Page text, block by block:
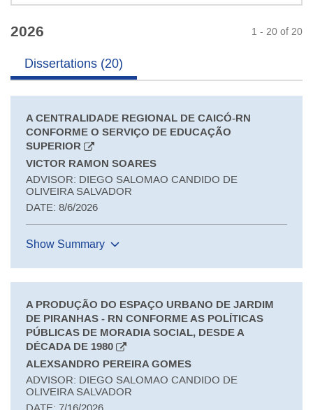
2026 1 - 20 of 20
Dissertations (20)
A CENTRALIDADE REGIONAL DE CAICÓ-RN
CONFORME O SERVIÇO DE EDUCAÇÃO
SUPERIOR
VICTOR RAMON SOARES
ADVISOR: DIEGO SALOMAO CANDIDO DE
OLIVEIRA SALVADOR
DATE: 8/6/2026
Show Summary
A PRODUÇÃO DO ESPAÇO URBANO DE JARDIM
DE PIRANHAS - RN CONFORME AS POLÍTICAS
PÚBLICAS DE MORADIA SOCIAL, DESDE A
DÉCADA DE 1980
ALEXSANDRO PEREIRA GOMES
ADVISOR: DIEGO SALOMAO CANDIDO DE
OLIVEIRA SALVADOR
DATE: 7/16/2026